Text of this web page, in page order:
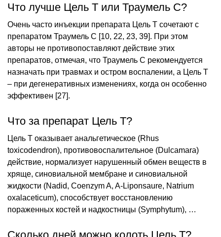
Что лучше Цель Т или Траумель С?
Очень часто инъекции препарата Цель Т сочетают с
препаратом Траумель С [10, 22, 23, 39]. При этом
авторы не противопоставляют действие этих
препаратов, отмечая, что Траумель С рекомендуется
назначать при травмах и остром воспалении, а Цель Т
– при дегенеративных изменениях, когда он особенно
эффективен [27].
Что за препарат Цель Т?
Цель T оказывает анальгетическое (Rhus
toxicodendron), противовоспалительное (Dulcamara)
действие, нормализует нарушенный обмен веществ в
хряще, синовиальной мембране и синовиальной
жидкости (Nadid, Coenzym A, A-Liponsaure, Natrium
oxalaceticum), способствует восстановлению
пораженных костей и надкостницы (Symphytum), …